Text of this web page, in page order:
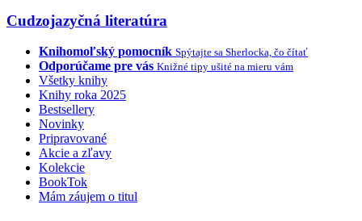
Cudzojazyčná literatúra
Knihomoľský pomocník Spýtajte sa Sherlocka, čo čítať
Odporúčame pre vás Knižné tipy ušité na mieru vám
Všetky knihy
Knihy roka 2025
Bestsellery
Novinky
Pripravované
Akcie a zľavy
Kolekcie
BookTok
Mám záujem o titul